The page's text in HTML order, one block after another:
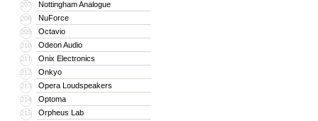
207 Nottingham Analogue
208 NuForce
209 Octavio
210 Odeon Audio
211 Onix Electronics
212 Onkyo
213 Opera Loudspeakers
214 Optoma
215 Orpheus Lab